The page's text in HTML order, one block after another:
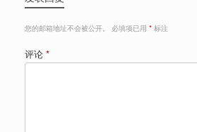
您的邮箱地址不会被公开。 必填项已用 * 标注
评论 *